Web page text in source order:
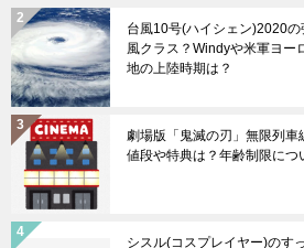
台風10号(ハイシェン)2020
風クラス？Windyや米軍ヨー
地の上陸時期は？
劇場版「鬼滅の刃」無限列車
値段や特典は？年齢制限につ
シスル(コスプレイヤー)のす